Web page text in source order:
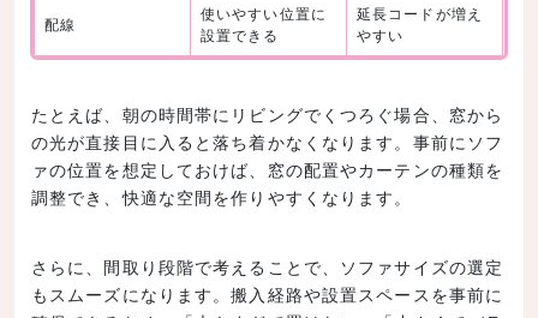
配線
使いやすい位置に
設置できる
延長コードが増え
やすい
たとえば、朝の時間帯にリビングでくつろぐ場合、窓から
の光が直接目に入ると落ち着かなくなります。事前にソフ
ァの位置を想定しておけば、窓の配置やカーテンの種類を
調整でき、快適な空間を作りやすくなります。
さらに、間取り段階で考えることで、ソファサイズの選定
もスムーズになります。搬入経路や設置スペースを事前に